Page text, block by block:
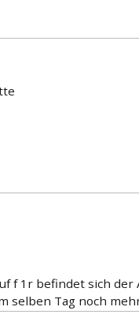
f 1r befindet sich der
selben Tag noch